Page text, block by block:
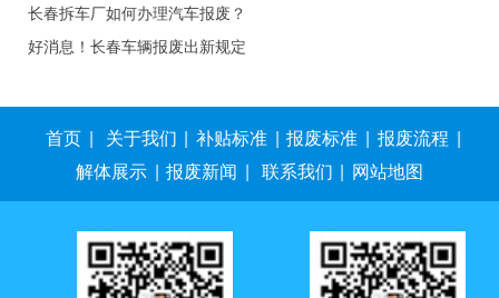
长春拆车厂如何办理汽车报废？
好消息！长春车辆报废出新规定
首页 | 关于我们 | 补贴标准 | 报废标准 | 报废流程 |
解体展示 | 报废新闻 | 联系我们 | 网站地图